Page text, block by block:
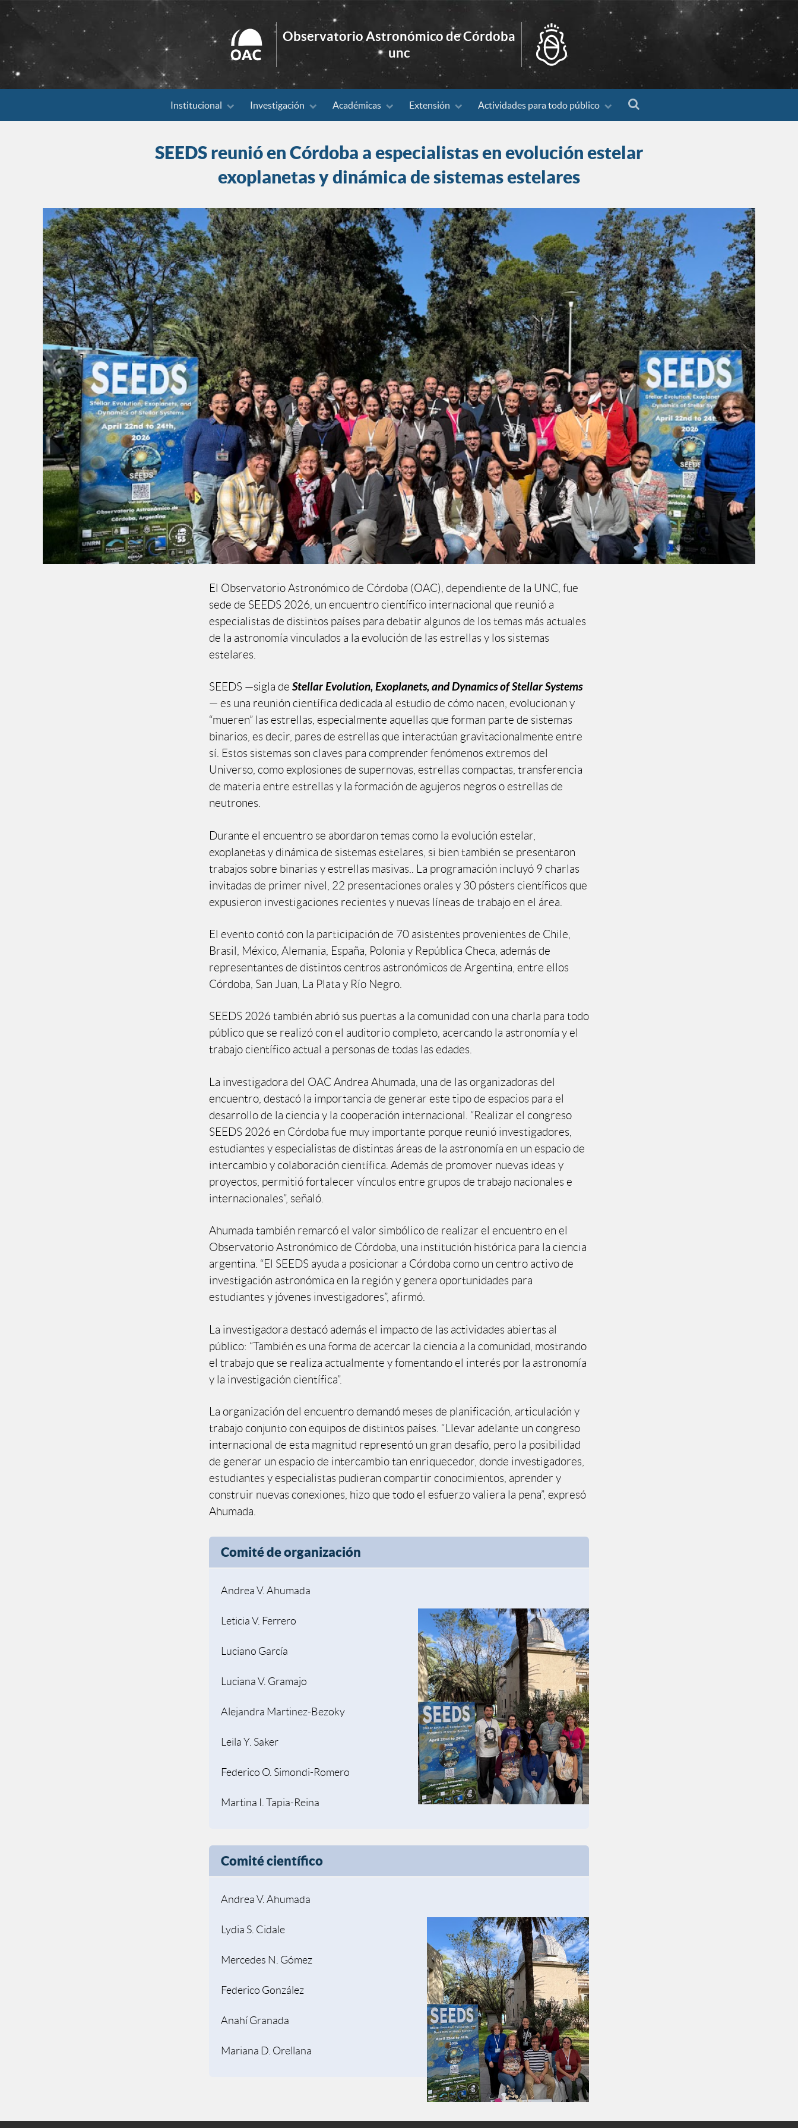
Observatorio Astronómico de Córdoba
unc
Institucional Investigación Académicas Extensión Actividades para todo público
Search
SEEDS reunió en Córdoba a especialistas en evolución estelar
exoplanetas y dinámica de sistemas estelares
El Observatorio Astronómico de Córdoba (OAC), dependiente de la UNC, fue
sede de SEEDS 2026, un encuentro científico internacional que reunió a
especialistas de distintos países para debatir algunos de los temas más actuales
de la astronomía vinculados a la evolución de las estrellas y los sistemas
estelares.
SEEDS —sigla de Stellar Evolution, Exoplanets, and Dynamics of Stellar Systems
— es una reunión científica dedicada al estudio de cómo nacen, evolucionan y
“mueren” las estrellas, especialmente aquellas que forman parte de sistemas
binarios, es decir, pares de estrellas que interactúan gravitacionalmente entre
sí. Estos sistemas son claves para comprender fenómenos extremos del
Universo, como explosiones de supernovas, estrellas compactas, transferencia
de materia entre estrellas y la formación de agujeros negros o estrellas de
neutrones.
Durante el encuentro se abordaron temas como la evolución estelar,
exoplanetas y dinámica de sistemas estelares, si bien también se presentaron
trabajos sobre binarias y estrellas masivas.. La programación incluyó 9 charlas
invitadas de primer nivel, 22 presentaciones orales y 30 pósters científicos que
expusieron investigaciones recientes y nuevas líneas de trabajo en el área.
El evento contó con la participación de 70 asistentes provenientes de Chile,
Brasil, México, Alemania, España, Polonia y República Checa, además de
representantes de distintos centros astronómicos de Argentina, entre ellos
Córdoba, San Juan, La Plata y Río Negro.
SEEDS 2026 también abrió sus puertas a la comunidad con una charla para todo
público que se realizó con el auditorio completo, acercando la astronomía y el
trabajo científico actual a personas de todas las edades.
La investigadora del OAC Andrea Ahumada, una de las organizadoras del
encuentro, destacó la importancia de generar este tipo de espacios para el
desarrollo de la ciencia y la cooperación internacional. “Realizar el congreso
SEEDS 2026 en Córdoba fue muy importante porque reunió investigadores,
estudiantes y especialistas de distintas áreas de la astronomía en un espacio de
intercambio y colaboración científica. Además de promover nuevas ideas y
proyectos, permitió fortalecer vínculos entre grupos de trabajo nacionales e
internacionales”, señaló.
Ahumada también remarcó el valor simbólico de realizar el encuentro en el
Observatorio Astronómico de Córdoba, una institución histórica para la ciencia
argentina. “El SEEDS ayuda a posicionar a Córdoba como un centro activo de
investigación astronómica en la región y genera oportunidades para
estudiantes y jóvenes investigadores”, afirmó.
La investigadora destacó además el impacto de las actividades abiertas al
público: “También es una forma de acercar la ciencia a la comunidad, mostrando
el trabajo que se realiza actualmente y fomentando el interés por la astronomía
y la investigación científica”.
La organización del encuentro demandó meses de planificación, articulación y
trabajo conjunto con equipos de distintos países. “Llevar adelante un congreso
internacional de esta magnitud representó un gran desafío, pero la posibilidad
de generar un espacio de intercambio tan enriquecedor, donde investigadores,
estudiantes y especialistas pudieran compartir conocimientos, aprender y
construir nuevas conexiones, hizo que todo el esfuerzo valiera la pena”, expresó
Ahumada.
Comité de organización
Andrea V. Ahumada
Leticia V. Ferrero
Luciano García
Luciana V. Gramajo
Alejandra Martinez-Bezoky
Leila Y. Saker
Federico O. Simondi-Romero
Martina I. Tapia-Reina
Comité científico
Andrea V. Ahumada
Lydia S. Cidale
Mercedes N. Gómez
Federico González
Anahí Granada
Mariana D. Orellana